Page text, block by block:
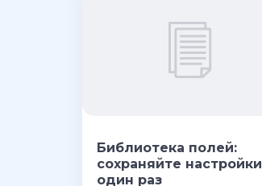
Библиотека полей:
сохраняйте настройки
один раз